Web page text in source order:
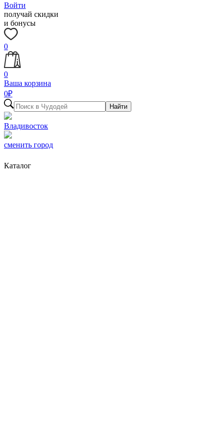
Войти
получай скидки
и бонусы
0
0
Ваша корзина
0₽
Найти
Владивосток
сменить город
Каталог